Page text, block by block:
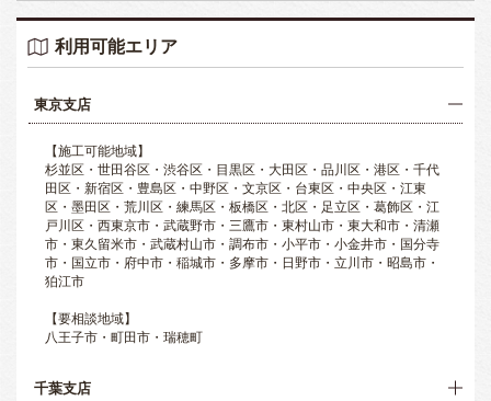
利用可能エリア
東京支店
【施工可能地域】
杉並区・世田谷区・渋谷区・目黒区・大田区・品川区・港区・千代
田区・新宿区・豊島区・中野区・文京区・台東区・中央区・江東
区・墨田区・荒川区・練馬区・板橋区・北区・足立区・葛飾区・江
戸川区・西東京市・武蔵野市・三鷹市・東村山市・東大和市・清瀬
市・東久留米市・武蔵村山市・調布市・小平市・小金井市・国分寺
市・国立市・府中市・稲城市・多摩市・日野市・立川市・昭島市・
狛江市
【要相談地域】
八王子市・町田市・瑞穂町
千葉支店